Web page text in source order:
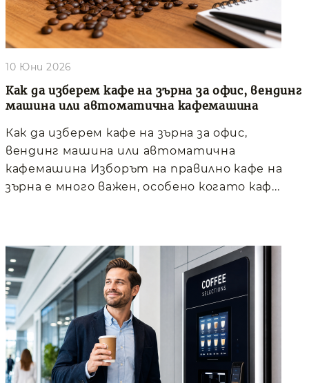
Как да изберем кафе на зърна за офис, вендинг
машина или автоматична кафемашина
10 Юни 2026
Как да изберем кафе на зърна за офис,
вендинг машина или автоматична
кафемашина Изборът на правилно кафе на
зърна е много важен, особено когато каф...